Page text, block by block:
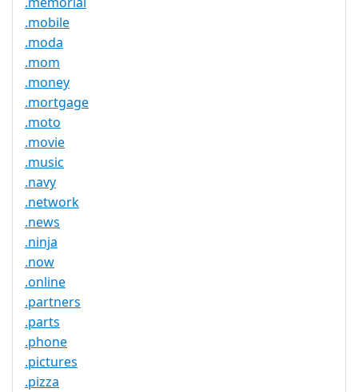
.mobile
.moda
.mom
.money
.mortgage
.moto
.movie
.music
.navy
.network
.news
.ninja
.now
.online
.partners
.parts
.phone
.pictures
.pizza